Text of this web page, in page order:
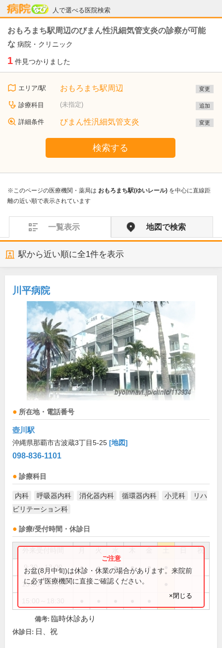
人で選べる医院検索
病院なび
おもろまち駅周辺のびまん性汎細気管支炎の診察が可能
な 病院・クリニック
1 件見つかりました
エリア/駅 おもろまち駅周辺 変更
診療科目 (未指定) 追加
詳細条件 びまん性汎細気管支炎 変更
検索する
※このページの医療機関・薬局は おもろまち駅(ゆいレール) を中心に直線距
離の近い順で表示されています
一覧表示 地図で検索
駅から近い順に全1件を表示
川平病院
所在地・電話番号
壺川駅
沖縄県那覇市古波蔵3丁目5-25 [地図]
098-836-1101
診療科目
内科 呼吸器内科 消化器内科 循環器内科 小児科
リハ
ビリテーション科
診療/受付時間・休診日
祝
9:30～13:00 ● ● ● ● ●
15:00～17:00
お盆(8月中旬)は休診・休業の場合があります。来院前
に必ず医療機関に直接ご確認ください。
×閉じる
備考: 臨時休診あり
休診日: 日、祝